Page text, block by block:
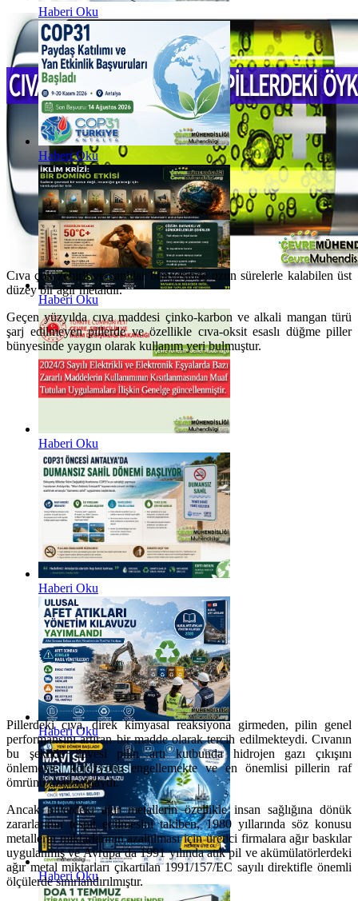
Haberi Oku
Haberi Oku
Haberi Oku
Haberi Oku
Haberi Oku
Haberi Oku
Haberi Oku
Cıva çok zehirli ve canlılar bünyesinde uzun sürelerle kalabilen üst
düzey bir ağır metaldir.
Geçen yüzyılda cıva maddesi çinko-karbon ve alkali mangan türü
şarj edilmeyen pillerde ve özellikle cıva-oksit esaslı düğme piller
bünyesinde yaygın olarak kullanım yeri bulmuştur.
Pillerdeki cıva, direk kimyasal reaksiyona girmeden, pilin genel
performansını artıran bir madde olarak tercih edilmekteydi. Cıvanın
bu şekilde ilavesi pilin artı kutbunda hidrojen gazı çıkışını
önlemekte, korozyonu engellemekte ve en önemlisi pillerin raf
ömrünü uzatmaktaydı.
Ancak pillerdeki ağır metallerin özellikle insan sağlığına dönük
zararlarının tespit edilmesini takiben, 1980 yıllarında söz konusu
metallerin miktarlarının azaltılması için üretici firmalara ağır baskılar
uygulanmış ve Avrupa’da 1991 yılında atık pil ve akümülatörlerdeki
ağır metal miktarları çıkartılan 1991/157/EC sayılı direktifle önemli
ölçülerde sınırlandırılmıştır.